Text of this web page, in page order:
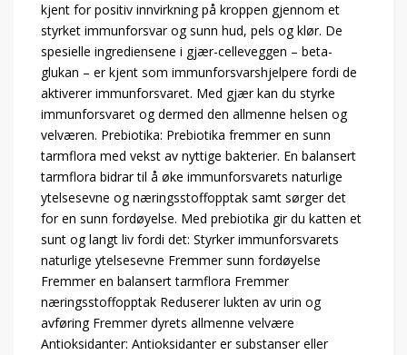
kjent for positiv innvirkning på kroppen gjennom et
styrket immunforsvar og sunn hud, pels og klør. De
spesielle ingrediensene i gjær-celleveggen – beta-
glukan – er kjent som immunforsvarshjelpere fordi de
aktiverer immunforsvaret. Med gjær kan du styrke
immunforsvaret og dermed den allmenne helsen og
velværen. Prebiotika: Prebiotika fremmer en sunn
tarmflora med vekst av nyttige bakterier. En balansert
tarmflora bidrar til å øke immunforsvarets naturlige
ytelsesevne og næringsstoffopptak samt sørger det
for en sunn fordøyelse. Med prebiotika gir du katten et
sunt og langt liv fordi det: Styrker immunforsvarets
naturlige ytelsesevne Fremmer sunn fordøyelse
Fremmer en balansert tarmflora Fremmer
næringsstoffopptak Reduserer lukten av urin og
avføring Fremmer dyrets allmenne velvære
Antioksidanter: Antioksidanter er substanser eller